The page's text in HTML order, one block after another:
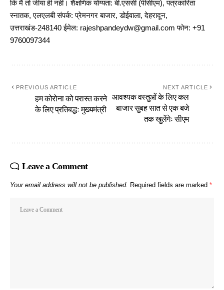
कि मैं तो जीया ही नहीं। शैक्षणिक योग्यता: बी.एससी (पीसीएम), पत्रकारिता
स्नातक, एलएलबी संपर्क: प्रेमनगर बाजार, डोईवाला, देहरादून,
उत्तराखंड-248140 ईमेल: rajeshpandeydw@gmail.com फोन: +91
9760097344
PREVIOUS ARTICLE
हम कोरोना को परास्त करने
के लिए प्रतिबद्धः मुख्यमंत्री
NEXT ARTICLE
आवश्यक वस्तुओं के लिए कल
बाजार सुबह सात से एक बजे
तक खुलेंगेः सीएम
Leave a Comment
Your email address will not be published. Required fields are marked *